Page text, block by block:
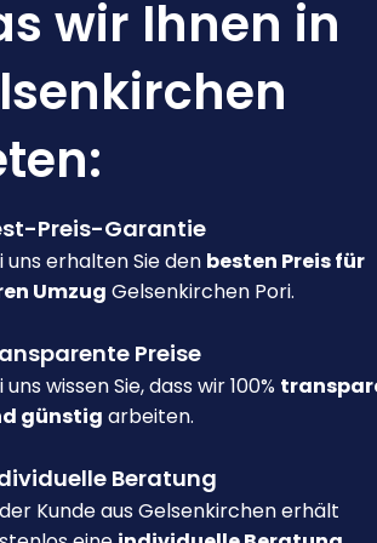
wir Ihnen in
Preis-Garantie
uns erhalten Sie den besten Preis für
Umzug Gelsenkirchen Pori.
Preise
uns wissen Sie, dass wir 100%
günstig arbeiten.
Beratung
Kunde aus Gelsenkirchen erhält